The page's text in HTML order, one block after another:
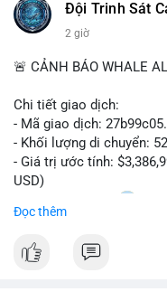
Đội Trinh Sát
2 giờ
🚨 CẢNH BÁO WHALE
Chi tiết giao dịch:
- Mã giao dịch:
- Khối lượng di chuyển:
- Giá trị ước tính:
USD)
- Thời gian: 10:20
Nhận định phân tích
Khối lượng 52.09 BTC
Đọc thêm